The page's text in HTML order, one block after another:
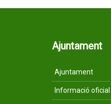
Ajuntament
Ajuntament
Informació oficial